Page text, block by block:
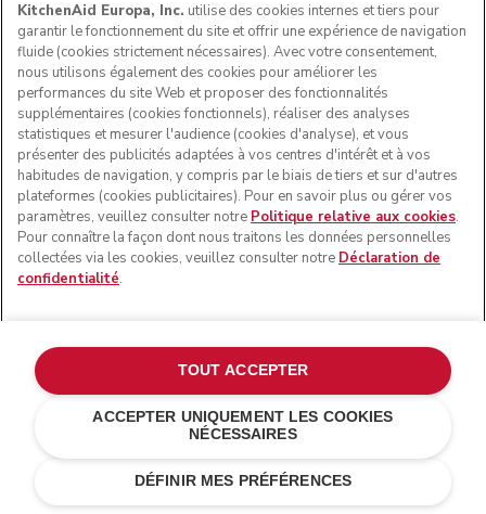
€ 199,00
Économies de
KitchenAid Europa, Inc. utilise des cookies internes et tiers pour
garantir le fonctionnement du site et offrir une expérience de navigation
fluide (cookies strictement nécessaires). Avec votre consentement,
nous utilisons également des cookies pour améliorer les
performances du site Web et proposer des fonctionnalités
supplémentaires (cookies fonctionnels), réaliser des analyses
statistiques et mesurer l'audience (cookies d'analyse), et vous
présenter des publicités adaptées à vos centres d'intérêt et à vos
habitudes de navigation, y compris par le biais de tiers et sur d'autres
plateformes (cookies publicitaires). Pour en savoir plus ou gérer vos
paramètres, veuillez consulter notre Politique relative aux cookies.
Pour connaître la façon dont nous traitons les données personnelles
collectées via les cookies, veuillez consulter notre Déclaration de
confidentialité.
DÉFINIR MES PRÉFÉRENCES
ACCEPTER UNIQUEMENT LES COOKIES
NÉCESSAIRES
TOUT ACCEPTER